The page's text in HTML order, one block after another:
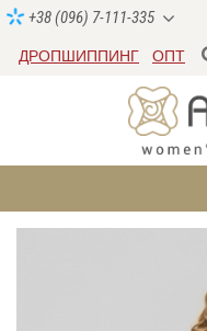
+38 (096) 7-111-335
ДРОПШИППИНГ ОПТ